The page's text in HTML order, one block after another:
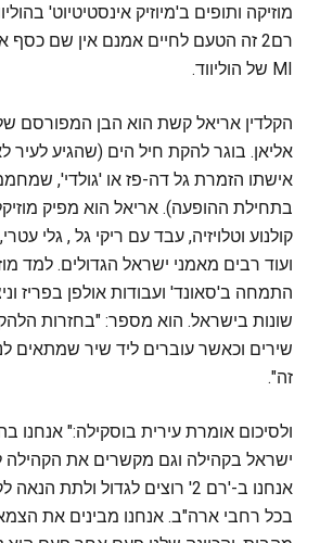
מוזיקה ותופים ב'מיוזיק אינסטיטיוט'
רם2 זה הטעם לחיים אמנם אין שם
MI של הוליווד.
הקלדין אריאל קשת הוא הבן המפורסם
אליאן. בוגר להקת חיל הים (שהגיע לעיר
אישתו הזמרת גל דה-פז או 'גולדי',
בתחילת ההופעה). אריאל הוא מפיק
קולנוע וטלויזיה, עבד עם ריקי גל , גלי
ועוד רבים מאמני ישראל הגדולים. למד
התמחה ב'סאונד' ועבודות אולפן בפריז
שונות בישראל. הוא מספר: "בחזרות
שירים וכאשר עוברים ליד שיר שמתאים
זה".
ולסיכום אומרת עירית בוסקילה:" אנחנו
ישראל בקהילה וגם מקשרים את הקהילה
אנחנו ב-'רם 2' רוצים לגדול ולתת
בכל רחבי ארה"ב. אנחנו מבינים את